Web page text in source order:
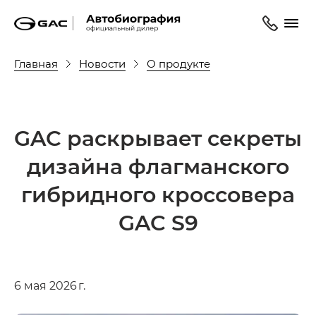
Главная Новости О продукте
GAC раскрывает секреты
дизайна флагманского
гибридного кроссовера
GAC S9
6 мая 2026 г.